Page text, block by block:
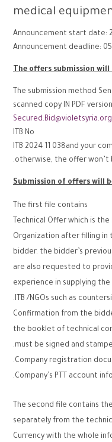
medical
Announcement start date:
Announcement deadline:
The offers submission
The submission method
scanned copy IN PDF
Secured.Bid@violetsyria.org
ITB No
ITB 2024 11 038and your
otherwise, the offer won’t
Submission of offers will
The first file contains
Technical Offer which is
Organization after filling
bidder. the bidder’s
are also requested to
experience in supplying
ITB /NGOs such as
Confirmation from the
the booklet of technical
must be signed and
Company registration
Company’s PTT account
The second file contains
separately from the
Currency with the whole